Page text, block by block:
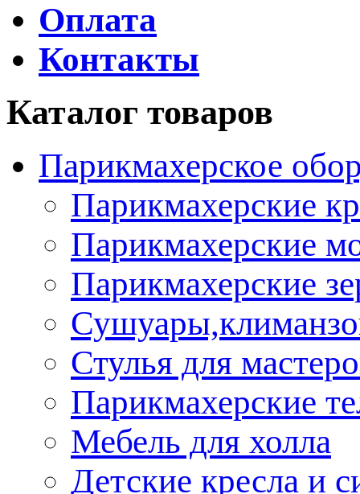
Оплата
Контакты
Каталог товаров
Парикмахерское
Парикмахерские
Парикмахерские
Парикмахерские
Стулья для
Парикмахерские
Мебель для холла
Детские кресла и